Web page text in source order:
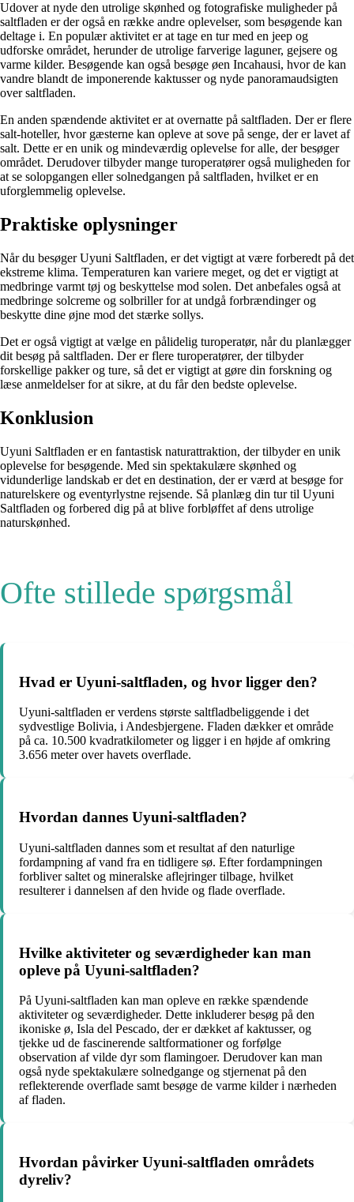
Udover at nyde den utrolige skønhed og fotografiske muligheder på
saltfladen er der også en række andre oplevelser, som besøgende kan
deltage i. En populær aktivitet er at tage en tur med en jeep og
udforske området, herunder de utrolige farverige laguner, gejsere og
varme kilder. Besøgende kan også besøge øen Incahausi, hvor de kan
vandre blandt de imponerende kaktusser og nyde panoramaudsigten
over saltfladen.
En anden spændende aktivitet er at overnatte på saltfladen. Der er flere
salt-hoteller, hvor gæsterne kan opleve at sove på senge, der er lavet af
salt. Dette er en unik og mindeværdig oplevelse for alle, der besøger
området. Derudover tilbyder mange turoperatører også muligheden for
at se solopgangen eller solnedgangen på saltfladen, hvilket er en
uforglemmelig oplevelse.
Praktiske oplysninger
Når du besøger Uyuni Saltfladen, er det vigtigt at være forberedt på det
ekstreme klima. Temperaturen kan variere meget, og det er vigtigt at
medbringe varmt tøj og beskyttelse mod solen. Det anbefales også at
medbringe solcreme og solbriller for at undgå forbrændinger og
beskytte dine øjne mod det stærke sollys.
Det er også vigtigt at vælge en pålidelig turoperatør, når du planlægger
dit besøg på saltfladen. Der er flere turoperatører, der tilbyder
forskellige pakker og ture, så det er vigtigt at gøre din forskning og
læse anmeldelser for at sikre, at du får den bedste oplevelse.
Konklusion
Uyuni Saltfladen er en fantastisk naturattraktion, der tilbyder en unik
oplevelse for besøgende. Med sin spektakulære skønhed og
vidunderlige landskab er det en destination, der er værd at besøge for
naturelskere og eventyrlystne rejsende. Så planlæg din tur til Uyuni
Saltfladen og forbered dig på at blive forbløffet af dens utrolige
naturskønhed.
Ofte stillede spørgsmål
Hvad er Uyuni-saltfladen, og hvor ligger den?
Uyuni-saltfladen er verdens største saltfladbeliggende i det
sydvestlige Bolivia, i Andesbjergene. Fladen dækker et område
på ca. 10.500 kvadratkilometer og ligger i en højde af omkring
3.656 meter over havets overflade.
Hvordan dannes Uyuni-saltfladen?
Uyuni-saltfladen dannes som et resultat af den naturlige
fordampning af vand fra en tidligere sø. Efter fordampningen
forbliver saltet og mineralske aflejringer tilbage, hvilket
resulterer i dannelsen af den hvide og flade overflade.
Hvilke aktiviteter og seværdigheder kan man
opleve på Uyuni-saltfladen?
På Uyuni-saltfladen kan man opleve en række spændende
aktiviteter og seværdigheder. Dette inkluderer besøg på den
ikoniske ø, Isla del Pescado, der er dækket af kaktusser, og
tjekke ud de fascinerende saltformationer og forfølge
observation af vilde dyr som flamingoer. Derudover kan man
også nyde spektakulære solnedgange og stjernenat på den
reflekterende overflade samt besøge de varme kilder i nærheden
af fladen.
Hvordan påvirker Uyuni-saltfladen områdets
dyreliv?